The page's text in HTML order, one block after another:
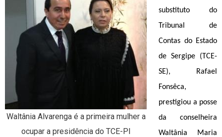
Waltânia Alvarenga é a primeira mulher a
ocupar a presidência do TCE-PI
substituto do
Tribunal de
Contas do Estado
de Sergipe (TCE-
SE), Rafael
Fonsêca,
prestigiou a posse
da conselheira
Waltânia Maria